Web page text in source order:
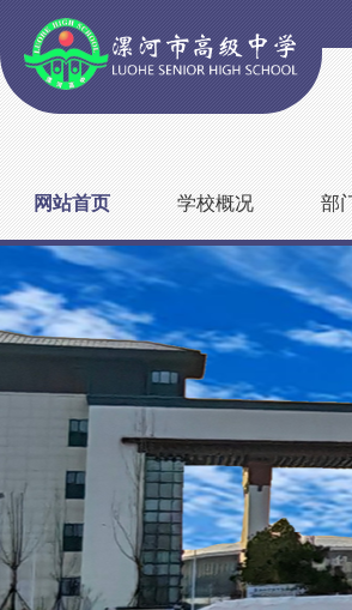
网站首页 学校概况 部